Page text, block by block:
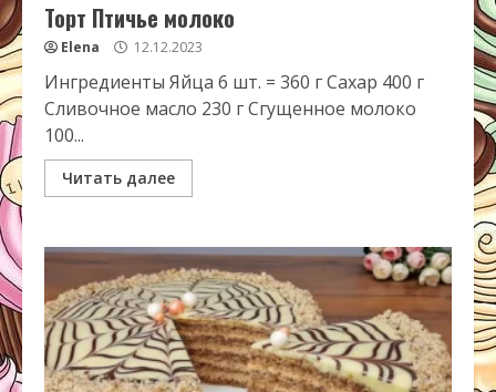
Торт Птичье молоко
Elena 12.12.2023
Ингредиенты Яйца 6 шт. = 360 г Сахар 400 г
Сливочное масло 230 г Сгущенное молоко
100...
Читать далее